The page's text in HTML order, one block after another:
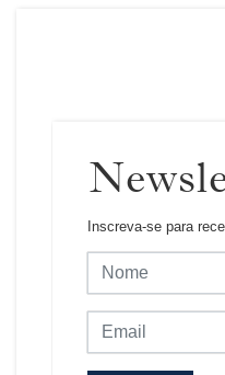
Inscreva-se para